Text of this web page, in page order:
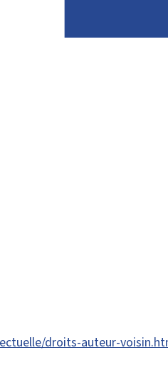
droits-auteur-